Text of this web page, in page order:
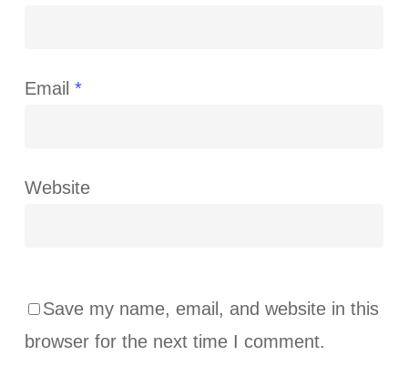
Email *
Website
Save my name, email, and website in this
browser for the next time I comment.